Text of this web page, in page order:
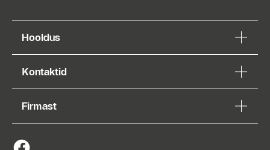
Hooldus
Kontaktid
Firmast